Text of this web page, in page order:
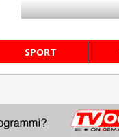
SPORT